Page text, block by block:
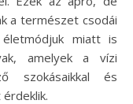
a természet csodái
miatt is
amelyek a vízi
szokásaikkal és